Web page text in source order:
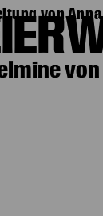
von